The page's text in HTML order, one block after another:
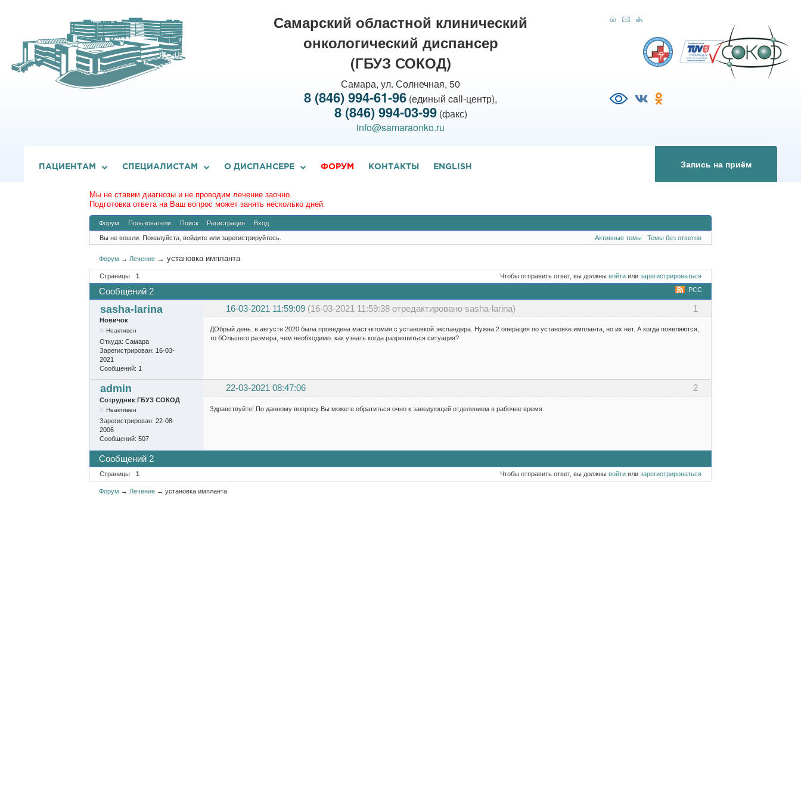
Самарский областной клинический
онкологический диспансер
(ГБУЗ СОКОД)
Самара, ул. Солнечная, 50
8 (846) 994-61-96 (единый call-центр),
8 (846) 994-03-99(факс)
info@samaraonko.ru
ПАЦИЕНТАМ СПЕЦИАЛИСТАМ О ДИСПАНСЕРЕ ФОРУМ КОНТАКТЫ ENGLISH Запись на приём
Мы не ставим диагнозы и не проводим лечение заочно.
Подготовка ответа на Ваш вопрос может занять несколько дней.
Форум Пользователи Поиск Регистрация Вход
Вы не вошли. Пожалуйста, войдите или зарегистрируйтесь. Активные темы Темы без ответов
Форум → Лечение →установка импланта
Страницы 1 Чтобы отправить ответ, вы должнывойти илизарегистрироваться
РСС
Сообщений 2
1
sasha-larina 16-03-2021 11:59:09 (16-03-2021 11:59:38 отредактировано sasha-larina)
Новичок
Неактивен
Откуда: Самара
Зарегистрирован: 16-03-
2021
Сообщений: 1
ДОбрый день. в августе 2020 была проведена мастэктомия с установкой экспандера. Нужна 2 операция по установке импланта, но их нет. А когда появляются,
то бОльшего размера, чем необходимо. как узнать когда разрешиться ситуация?
2
admin 22-03-2021 08:47:06
Сотрудник ГБУЗ СОКОД
Неактивен
Зарегистрирован: 22-08-
2006
Сообщений: 507
Здравствуйте! По данному вопросу Вы можете обратиться очно к заведующей отделением в рабочее время.
Сообщений 2
Страницы 1 Чтобы отправить ответ, вы должнывойти илизарегистрироваться
Форум → Лечение →установка импланта